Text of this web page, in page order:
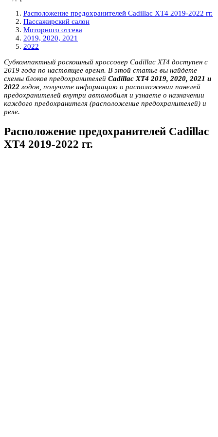
Расположение предохранителей Cadillac XT4 2019-2022 гг.
Пассажирский салон
Моторного отсека
2019, 2020, 2021
2022
Субкомпактный роскошный кроссовер Cadillac XT4 доступен с
2019 года по настоящее время. В этой статье вы найдете
схемы блоков предохранителей Cadillac XT4 2019, 2020, 2021 и
2022 годов, получите информацию о расположении панелей
предохранителей внутри автомобиля и узнаете о назначении
каждого предохранителя (расположение предохранителей) и
реле.
Расположение предохранителей Cadillac
XT4 2019-2022 гг.